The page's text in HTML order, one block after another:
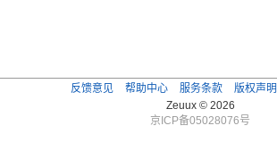
反馈意见 帮助中心 服务条款 版权声明
Zeuux © 2026
京ICP备05028076号